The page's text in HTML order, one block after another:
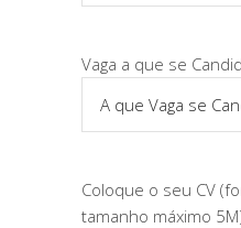
Vaga a que se
Coloque o seu CV
tamanho máximo